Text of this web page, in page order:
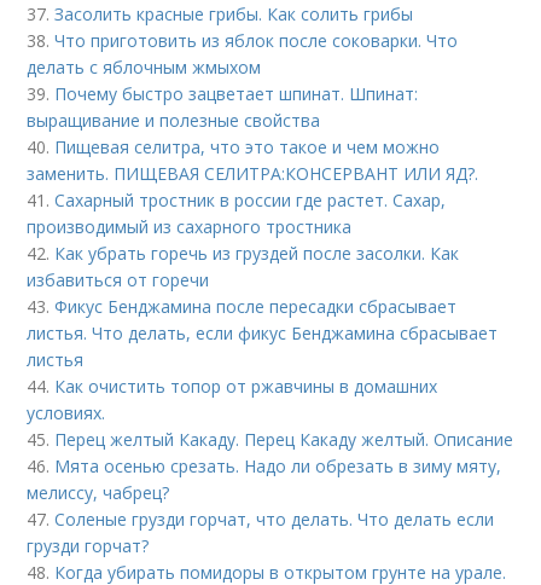
37.Засолить красные грибы. Как солить грибы
38.Что приготовить из яблок после соковарки. Что
делать с яблочным жмыхом
39. Почему быстро зацветает шпинат. Шпинат:
выращивание и полезные свойства
40. Пищевая селитра, что это такое и чем можно
заменить. ПИЩЕВАЯ СЕЛИТРА:КОНСЕРВАНТ ИЛИ ЯД?.
41.Сахарный тростник в россии где растет. Сахар,
производимый из сахарного тростника
42. Как убрать горечь из груздей после засолки. Как
избавиться от горечи
43.Фикус Бенджамина после пересадки сбрасывает
листья. Что делать, если фикус Бенджамина сбрасывает
листья
44. Как очистить топор от ржавчины в домашних
условиях.
45. Перец желтый Какаду. Перец Какаду желтый. Описание
46. Мята осенью срезать. Надо ли обрезать в зиму мяту,
мелиссу, чабрец?
47.Соленые грузди горчат, что делать. Что делать если
грузди горчат?
48. Когда убирать помидоры в открытом грунте на урале.